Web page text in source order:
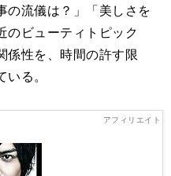
の流儀は？」「美しさを
のビューティトピック
係性を、時間の許す限
る。